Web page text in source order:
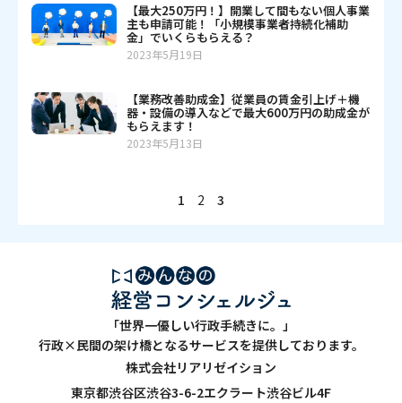
【最大250万円！】開業して間もない個人事業
主も申請可能！「小規模事業者持続化補助
金」でいくらもらえる？
2023年5月19日
【業務改善助成金】従業員の賃金引上げ＋機
器・設備の導入などで最大600万円の助成金が
もらえます！
2023年5月13日
1 2 3
「世界一優しい行政手続きに。」
行政×民間の架け橋となるサービスを提供しております。
株式会社リアリゼイション
東京都渋谷区渋谷3-6-2エクラート渋谷ビル4F